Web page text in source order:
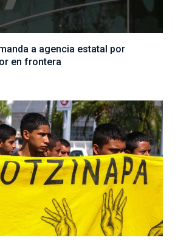
a agencia estatal por
en frontera